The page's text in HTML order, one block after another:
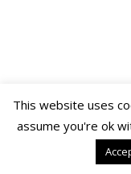
Rövidhírek
This website uses
assume you're ok